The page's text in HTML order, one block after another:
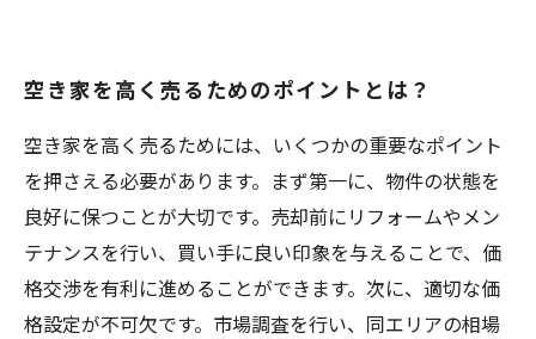
空き家を高く売るためのポイントとは？
空き家を高く売るためには、いくつかの重要なポイント
を押さえる必要があります。まず第一に、物件の状態を
良好に保つことが大切です。売却前にリフォームやメン
テナンスを行い、買い手に良い印象を与えることで、価
格交渉を有利に進めることができます。次に、適切な価
格設定が不可欠です。市場調査を行い、同エリアの相場